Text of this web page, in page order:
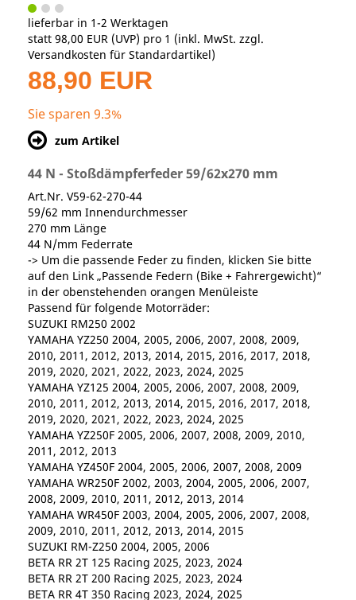
lieferbar in 1-2 Werktagen
statt 98,00 EUR (UVP) pro 1 (inkl. MwSt. zzgl.
Versandkosten für Standardartikel)
88,90 EUR
Sie sparen 9.3%
zum Artikel
44 N - Stoßdämpferfeder 59/62x270 mm
Art.Nr. V59-62-270-44
59/62 mm Innendurchmesser
270 mm Länge
44 N/mm Federrate
-> Um die passende Feder zu finden, klicken Sie bitte
auf den Link „Passende Federn (Bike + Fahrergewicht)“
in der obenstehenden orangen Menüleiste
Passend für folgende Motorräder:
SUZUKI RM250 2002
YAMAHA YZ250 2004, 2005, 2006, 2007, 2008, 2009,
2010, 2011, 2012, 2013, 2014, 2015, 2016, 2017, 2018,
2019, 2020, 2021, 2022, 2023, 2024, 2025
YAMAHA YZ125 2004, 2005, 2006, 2007, 2008, 2009,
2010, 2011, 2012, 2013, 2014, 2015, 2016, 2017, 2018,
2019, 2020, 2021, 2022, 2023, 2024, 2025
YAMAHA YZ250F 2005, 2006, 2007, 2008, 2009, 2010,
2011, 2012, 2013
YAMAHA YZ450F 2004, 2005, 2006, 2007, 2008, 2009
YAMAHA WR250F 2002, 2003, 2004, 2005, 2006, 2007,
2008, 2009, 2010, 2011, 2012, 2013, 2014
YAMAHA WR450F 2003, 2004, 2005, 2006, 2007, 2008,
2009, 2010, 2011, 2012, 2013, 2014, 2015
SUZUKI RM-Z250 2004, 2005, 2006
BETA RR 2T 125 Racing 2025, 2023, 2024
BETA RR 2T 200 Racing 2025, 2023, 2024
BETA RR 4T 350 Racing 2023, 2024, 2025